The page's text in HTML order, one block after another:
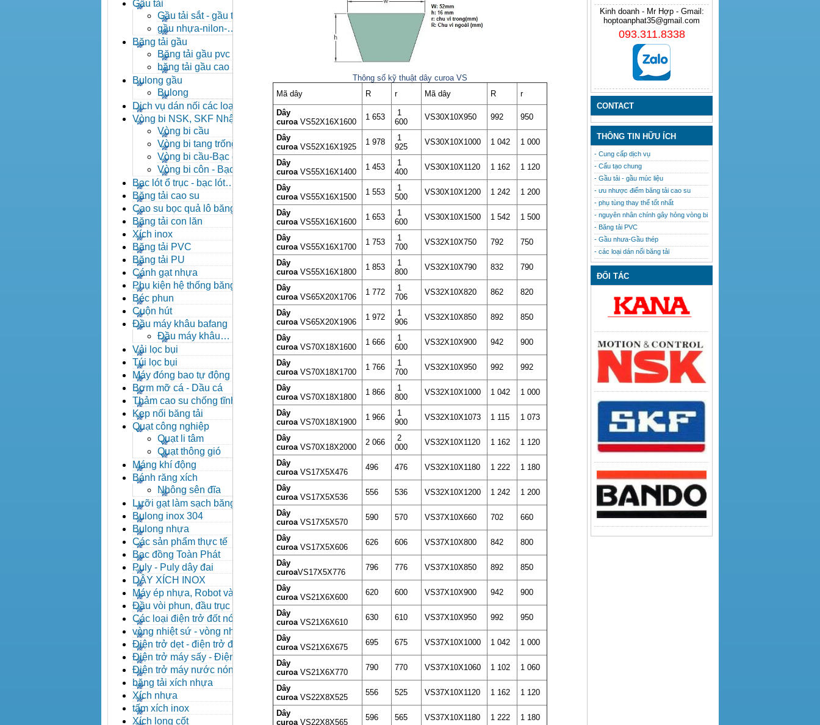
Gầu tải
Gầu tải sắt - gầu tải
inox
gầu nhựa-nilon-
HDPE
Băng tải gầu
Băng tải gầu pvc
băng tải gầu cao su
Bulong gầu
Bulong
Dịch vụ dán nối các loại
băng tải
Vòng bi NSK, SKF Nhật
Vòng bi cầu
Vòng bi tang trống tự
lựa
Vòng bi cầu-Bạc đạn
cầu
Vòng bi côn - Bạc
đạn côn
Bạc lót ổ trục - bạc lót
nhông
Băng tải cao su
Cao su bọc quả lô băng tải
Băng tải con lăn
Xích inox
Băng tải PVC
Băng tải PU
Cánh gạt nhựa
Phụ kiện hệ thống băng tải
Béc phun
Cuộn hút
Đầu máy khâu bafang
Đầu máy khâu
Bafang
Vải lọc bụi
Túi lọc bụi
Máy đóng bao tự động
Bơm mỡ cá - Dầu cá
Thảm cao su chống tĩnh
điện
Kẹp nối băng tải
Quạt công nghiệp
Quạt li tâm
Quạt thông gió
Máng khí động
Bánh răng xích
Nhông sên đĩa
Lưỡi gạt làm sạch băng tải
Bulong inox 304
Bulong nhựa
Các sản phẩm thực tế
Bạc đồng Toàn Phát
Puly - Puly dây đai
DÂY XÍCH INOX
Máy ép nhựa, Robot và các
thiết bị máy phụ trợ
Đầu vòi phun, đầu trục vít,
kẹp khuôn, cảm biến
Các loại điện trở đốt nóng
vòng nhiệt sứ - vòng nhiệt
inox
Điện trở dẹt - điện trở đúc
nhôm, Halogen
Điện trở máy sấy - Điện trở
que - Điện trở U
Điện trở máy nước nóng -
Máy dầu nóng
băng tải xích nhựa
Xích nhựa
tấm xích inox
Xích long cốt
Thông số kỹ thuật dây curoa VS
Mã dây
R r Mã dây R r
Dây
curoa VS52X16X1600
1 653
1
600
VS30X10X950 992 950
Dây
curoa VS52X16X1925
1 978
1
925
VS30X10X1000 1 042 1 000
Dây
curoa VS55X16X1400
1 453
1
400
VS30X10X1120 1 162 1 120
Dây
curoa VS55X16X1500
1 553
1
500
VS30X10X1200 1 242 1 200
Dây
curoa VS55X16X1600
1 653
1
600
VS30X10X1500 1 542 1 500
Dây
curoa VS55X16X1700
1 753
1
700
VS32X10X750 792 750
Dây
curoa VS55X16X1800
1 853
1
800
VS32X10X790 832 790
Dây
curoa VS65X20X1706
1 772
1
706
VS32X10X820 862 820
Dây
curoa VS65X20X1906
1 972
1
906
VS32X10X850 892 850
Dây
curoa VS70X18X1600
1 666
1
600
VS32X10X900 942 900
Dây
curoa VS70X18X1700
1 766
1
700
VS32X10X950 992 992
Dây
curoa VS70X18X1800
1 866
1
800
VS32X10X1000 1 042 1 000
Dây
curoa VS70X18X1900
1 966
1
900
VS32X10X1073 1 115 1 073
Dây
curoa VS70X18X2000
2 066
2
000
VS32X10X1120 1 162 1 120
Dây
curoa VS17X5X476
496 476 VS32X10X1180 1 222 1 180
Dây
curoa VS17X5X536
556 536 VS32X10X1200 1 242 1 200
Dây
curoa VS17X5X570
590 570 VS37X10X660 702 660
Dây
curoa VS17X5X606
626 606 VS37X10X800 842 800
Dây
curoaVS17X5X776
796 776 VS37X10X850 892 850
Dây
curoa VS21X6X600
620 600 VS37X10X900 942 900
Dây
curoa VS21X6X610
630 610 VS37X10X950 992 950
Dây
curoa VS21X6X675
695 675 VS37X10X1000 1 042 1 000
Dây
curoa VS21X6X770
790 770 VS37X10X1060 1 102 1 060
Dây
curoa VS22X8X525
556 525 VS37X10X1120 1 162 1 120
Dây
curoa VS22X8X565
596 565 VS37X10X1180 1 222 1 180
Kinh doanh - Mr Hợp - Gmail:
hoptoanphat35@gmail.com
093.311.8338
CONTACT
THÔNG TIN HỮU ÍCH
- Cung cấp dịch vụ
- Cấu tạo chung
- Gầu tải - gầu múc liệu
- ưu nhược điểm băng tải cao su
- phụ tùng thay thế tốt nhất
- nguyên nhân chính gây hỏng vòng bi
- Băng tải PVC
- Gầu nhưa-Gầu thép
- các loại dán nối băng tải
ĐỐI TÁC